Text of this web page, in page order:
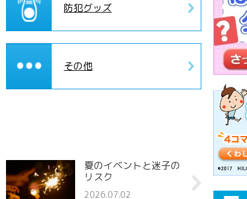
防犯グッズ
その他
夏のイベントと迷子の
リスク
2026.07.02